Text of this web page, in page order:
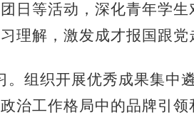
日等活动，深化青年学
理解，激发成才报国跟党
。组织开展优秀成果集中
治工作格局中的品牌引领